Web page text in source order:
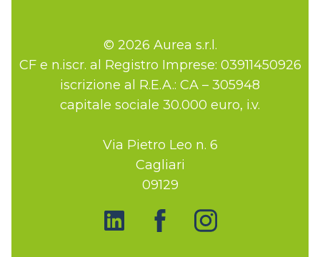
© 2026 Aurea s.r.l.
CF e n.iscr. al Registro Imprese: 03911450926
iscrizione al R.E.A.: CA – 305948
capitale sociale 30.000 euro, i.v.
Via Pietro Leo n. 6
Cagliari
09129